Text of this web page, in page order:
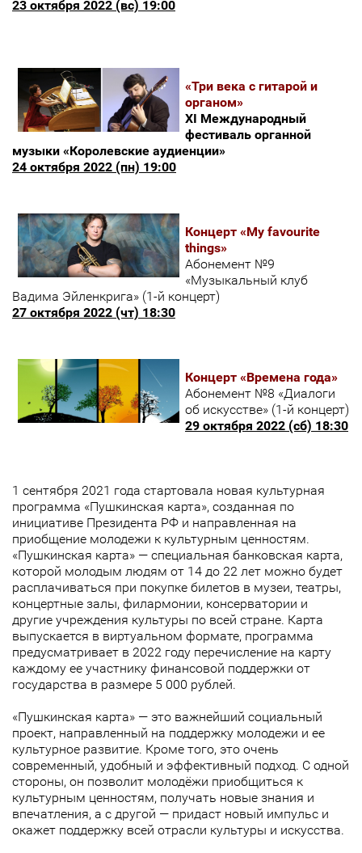
23 октября 2022 (вс) 19:00
«Три века с гитарой и
органом»
XI Международный
фестиваль органной
музыки «Королевские аудиенции»
24 октября 2022 (пн) 19:00
Концерт «My favourite
things»
Абонемент №9
«Музыкальный клуб
Вадима Эйленкрига» (1-й концерт)
27 октября 2022 (чт) 18:30
Концерт «Времена года»
Абонемент №8 «Диалоги
об искусстве» (1-й концерт)
29 октября 2022 (сб) 18:30
1 сентября 2021 года стартовала новая культурная
программа «Пушкинская карта», созданная по
инициативе Президента РФ и направленная на
приобщение молодежи к культурным ценностям.
«Пушкинская карта» — специальная банковская карта,
которой молодым людям от 14 до 22 лет можно будет
расплачиваться при покупке билетов в музеи, театры,
концертные залы, филармонии, консерватории и
другие учреждения культуры по всей стране. Карта
выпускается в виртуальном формате, программа
предусматривает в 2022 году перечисление на карту
каждому ее участнику финансовой поддержки от
государства в размере 5 000 рублей.
«Пушкинская карта» — это важнейший социальный
проект, направленный на поддержку молодежи и ее
культурное развитие. Кроме того, это очень
современный, удобный и эффективный подход. С одной
стороны, он позволит молодёжи приобщиться к
культурным ценностям, получать новые знания и
впечатления, а с другой — придаст новый импульс и
окажет поддержку всей отрасли культуры и искусства.